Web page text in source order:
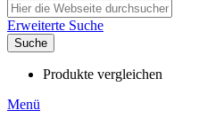
Erweiterte Suche
Suche
Produkte vergleichen
Menü